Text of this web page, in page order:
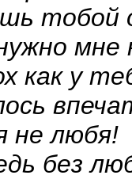
тобой
мне
как у
не любя!
без